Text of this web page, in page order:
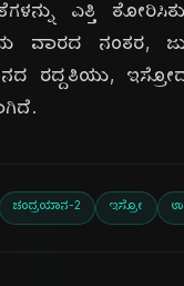
ಎತ್ತಿ
ವಾರದ ನಂತರ,
ಇಸ್ರೋದ
ಚಂದ್ರಯಾನ-2 ಇಸ್ರೋ